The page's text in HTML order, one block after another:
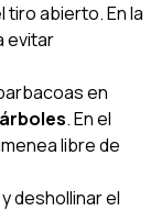
tiro abierto. En la
evitar
en
. En el
libre de
deshollinar el